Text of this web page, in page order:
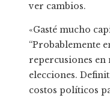
ver cambios.
«Gasté mucho
“Probablemente
repercusiones en
elecciones.
costos políticos